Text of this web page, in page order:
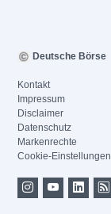
Deutsche Börse
Kontakt
Impressum
Disclaimer
Datenschutz
Markenrechte
Cookie-Einstellungen